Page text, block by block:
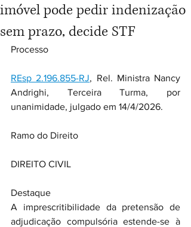
imóvel pode pedir indenização
sem prazo, decide STF
Processo
REsp 2.196.855-RJ, Rel. Ministra Nancy
Andrighi, Terceira Turma, por
unanimidade, julgado em 14/4/2026.
Ramo do Direito
DIREITO CIVIL
Destaque
A imprescritibilidade da pretensão de
adjudicação compulsória estende-se à